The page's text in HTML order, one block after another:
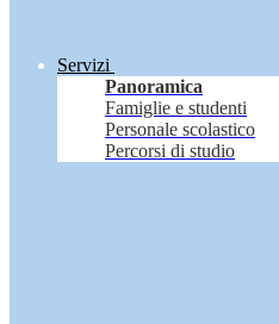
Servizi
Panoramica
Famiglie e studenti
Personale scolastico
Percorsi di studio